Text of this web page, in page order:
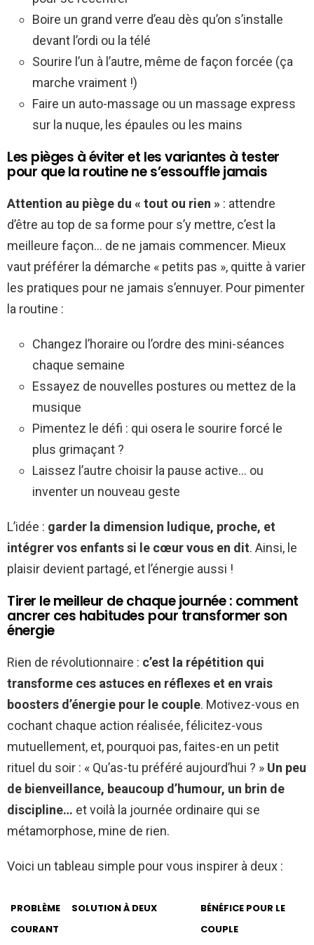
Boire un grand verre d’eau dès qu’on s’installe
devant l’ordi ou la télé
Sourire l’un à l’autre, même de façon forcée (ça
marche vraiment !)
Faire un auto-massage ou un massage express
sur la nuque, les épaules ou les mains
Les pièges à éviter et les variantes à tester
pour que la routine ne s’essouffle jamais
Attention au piège du « tout ou rien » : attendre
d’être au top de sa forme pour s’y mettre, c’est la
meilleure façon… de ne jamais commencer. Mieux
vaut préférer la démarche « petits pas », quitte à varier
les pratiques pour ne jamais s’ennuyer. Pour pimenter
la routine :
Changez l’horaire ou l’ordre des mini-séances
chaque semaine
Essayez de nouvelles postures ou mettez de la
musique
Pimentez le défi : qui osera le sourire forcé le
plus grimaçant ?
Laissez l’autre choisir la pause active… ou
inventer un nouveau geste
L’idée : garder la dimension ludique, proche, et
intégrer vos enfants si le cœur vous en dit. Ainsi, le
plaisir devient partagé, et l’énergie aussi !
Tirer le meilleur de chaque journée : comment
ancrer ces habitudes pour transformer son
énergie
Rien de révolutionnaire : c’est la répétition qui
transforme ces astuces en réflexes et en vrais
boosters d’énergie pour le couple. Motivez-vous en
cochant chaque action réalisée, félicitez-vous
mutuellement, et, pourquoi pas, faites-en un petit
rituel du soir : « Qu’as-tu préféré aujourd’hui ? » Un peu
de bienveillance, beaucoup d’humour, un brin de
discipline… et voilà la journée ordinaire qui se
métamorphose, mine de rien.
Voici un tableau simple pour vous inspirer à deux :
PROBLÈME
COURANT
SOLUTION À DEUX
BÉNÉFICE POUR LE
COUPLE